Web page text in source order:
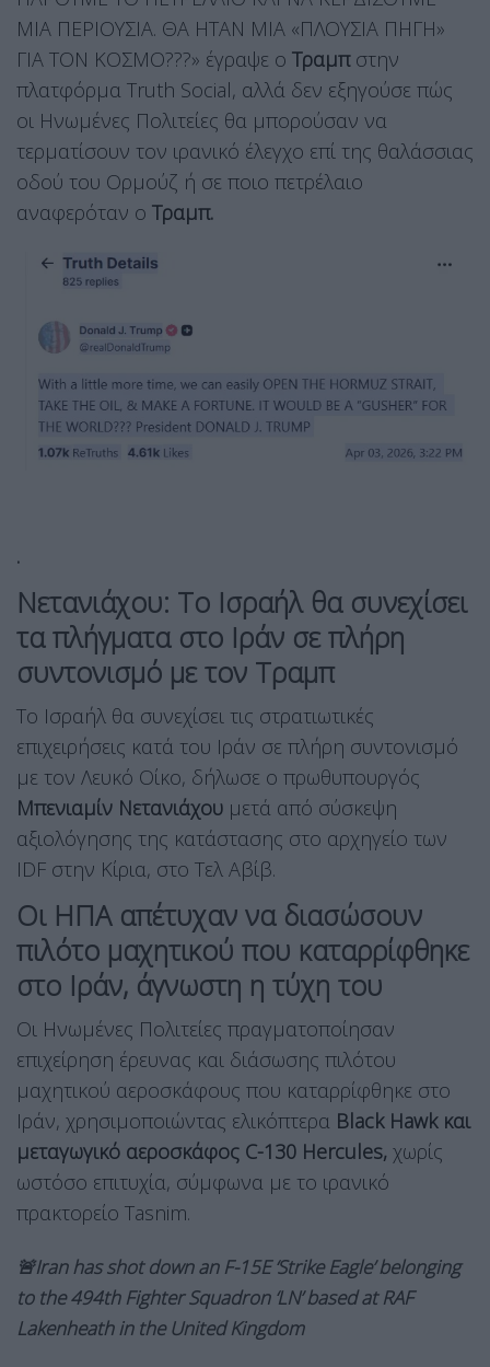
ΜΙΑ ΠΕΡΙΟΥΣΙΑ. ΘΑ ΗΤΑΝ ΜΙΑ «ΠΛΟΥΣΙΑ ΠΗΓΗ»
ΓΙΑ ΤΟΝ ΚΟΣΜΟ???» έγραψε ο Τραμπ στην
πλατφόρμα Truth Social, αλλά δεν εξηγούσε πώς
οι Ηνωμένες Πολιτείες θα μπορούσαν να
τερματίσουν τον ιρανικό έλεγχο επί της θαλάσσιας
οδού του Ορμούζ ή σε ποιο πετρέλαιο
αναφερόταν ο Τραμπ.
.
Νετανιάχου: Το Ισραήλ θα συνεχίσει
τα πλήγματα στο Ιράν σε πλήρη
συντονισμό με τον Τραμπ
Το Ισραήλ θα συνεχίσει τις στρατιωτικές
επιχειρήσεις κατά του Ιράν σε πλήρη συντονισμό
με τον Λευκό Οίκο, δήλωσε ο πρωθυπουργός
Μπενιαμίν Νετανιάχου μετά από σύσκεψη
αξιολόγησης της κατάστασης στο αρχηγείο των
IDF στην Κίρια, στο Τελ Αβίβ.
Οι ΗΠΑ απέτυχαν να διασώσουν
πιλότο μαχητικού που καταρρίφθηκε
στο Ιράν, άγνωστη η τύχη του
Οι Ηνωμένες Πολιτείες πραγματοποίησαν
επιχείρηση έρευνας και διάσωσης πιλότου
μαχητικού αεροσκάφους που καταρρίφθηκε στο
Ιράν, χρησιμοποιώντας ελικόπτερα Black Hawk και
μεταγωγικό αεροσκάφος C-130 Hercules, χωρίς
ωστόσο επιτυχία, σύμφωνα με το ιρανικό
πρακτορείο Tasnim.
🚨Iran has shot down an F-15E ‘Strike Eagle’ belonging
to the 494th Fighter Squadron ‘LN’ based at RAF
Lakenheath in the United Kingdom